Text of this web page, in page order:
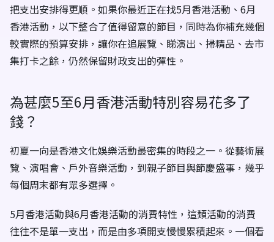
把支出安排得更順。如果你最近正在找5月香港活動、6月
香港活動，以下整合了值得留意的節目，同時為你補充幾個
較實際的預算安排，讓你在追展覽、睇演出、掃精品、去市
集打卡之餘，仍然保留財政支出的彈性。
為甚麼5至6月香港活動特別容易花多了
錢？
初夏一向是香港文化娛樂活動最密集的時段之一。從藝術展
覽、演唱會、戶外音樂活動，到親子節目與節慶盛事，幾乎
每個周末都有眾多選擇。
5月香港活動與6月香港活動的消費特性，這類活動的消費
往往不是單一支出，而是由多項開支慢慢累積起來。一個看